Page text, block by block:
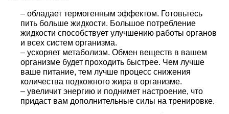
– обладает термогенным эффектом. Готовьтесь
пить больше жидкости. Большое потребление
жидкости способствует улучшению работы органов
и всех систем организма.
– ускоряет метаболизм. Обмен веществ в вашем
организме будет проходить быстрее. Чем лучше
ваше питание, тем лучше процесс снижения
количества подкожного жира в организме.
– увеличит энергию и поднимет настроение, что
придаст вам дополнительные силы на тренировке.